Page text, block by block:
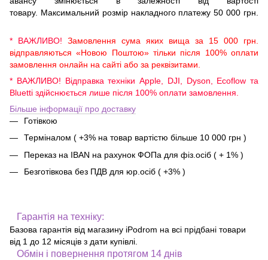
товару. Максимальний розмір накладного платежу 50 000 грн.
* ВАЖЛИВО! Замовлення сума яких вища за 15 000 грн.
відправляються «Новою Поштою» тільки після 100% оплати
замовлення онлайн на сайті або за реквізитами.
* ВАЖЛИВО! Відправка техніки Apple, DJI, Dyson, Ecoflow та
Bluetti здійснюється лише після 100% оплати замовлення.
Більше інформації про доставку
Готівкою
Терміналом ( +3% на товар вартістю більше 10 000 грн )
Переказ на IBAN на рахунок ФОПа для фіз.осіб ( + 1% )
Безготівкова без ПДВ для юр.осіб ( +3% )
Гарантія на техніку:
Базова гарантія від магазину iPodrom на всі прідбані товари
від 1 до 12 місяців з дати купівлі.
Обмін і повернення протягом 14 днів